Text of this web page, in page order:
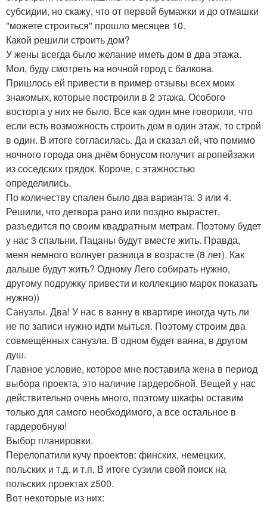
субсидии, но скажу, что от первой бумажки и до отмашки
"можете строиться" прошло месяцев 10.
Какой решили строить дом?
У жены всегда было желание иметь дом в два этажа.
Мол, буду смотреть на ночной город с балкона.
Пришлось ей привести в пример отзывы всех моих
знакомых, которые построили в 2 этажа. Особого
восторга у них не было. Все как один мне говорили, что
если есть возможность строить дом в один этаж, то строй
в один. В итоге согласилась. Да и сказал ей, что помимо
ночного города она днём бонусом получит агропейзажи
из соседских грядок. Короче, с этажностью
определились.
По количеству спален было два варианта: 3 или 4.
Решили, что детвора рано или поздно вырастет,
разъедится по своим квадратным метрам. Поэтому будет
у нас 3 спальни. Пацаны будут вместе жить. Правда,
меня немного волнует разница в возрасте (8 лет). Как
дальше будут жить? Одному Лего собирать нужно,
другому подружку привести и коллекцию марок показать
нужно))
Санузлы. Два! У нас в ванну в квартире иногда чуть ли
не по записи нужно идти мыться. Поэтому строим два
совмещённых санузла. В одном будет ванна, в другом
душ.
Главное условие, которое мне поставила жена в период
выбора проекта, это наличие гардеробной. Вещей у нас
действительно очень много, поэтому шкафы оставим
только для самого необходимого, а все остальное в
гардеробную!
Выбор планировки.
Перелопатили кучу проектов: финских, немецких,
польских и т.д. и т.п. В итоге сузили свой поиск на
польских проектах z500.
Вот некоторые из них: